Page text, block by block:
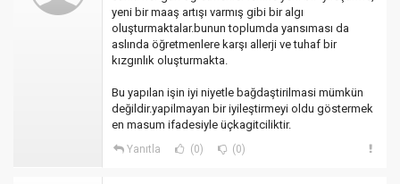
yeni bir maaş artışı varmış gibi bir algı
oluşturmaktalar.bunun toplumda yansıması da
aslında öğretmenlere karşı allerji ve tuhaf bir
kızgınlık oluşturmakta.
Bu yapılan işin iyi niyetle bağdaştirilmasi mümkün
değildir.yapilmayan bir iyileştirmeyi oldu göstermek
en masum ifadesiyle üçkagitciliktir.
Yanıtla (0) (0)